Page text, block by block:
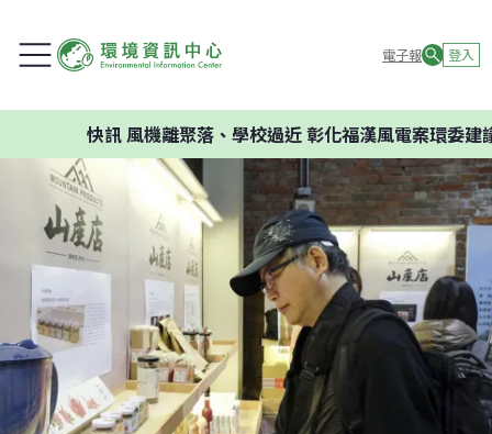
電子報 登入
風機離聚落、學校過近 彰化福漢風電案環委建議不